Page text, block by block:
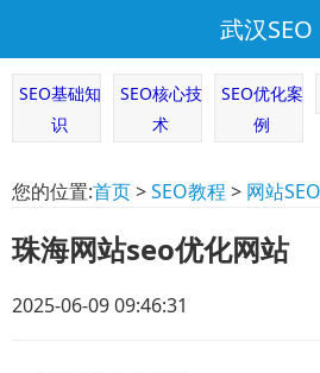
武汉SEO
SEO基础知
识
SEO核心技
术
SEO优化案
例
您的位置:首页>SEO教程 > 网站SEO
珠海网站seo优化网站
2025-06-09 09:46:31